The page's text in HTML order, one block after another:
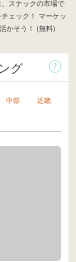
スナックの市場で
ェック！ マーケッ
かそう！ (無料)
グ
中部 近畿